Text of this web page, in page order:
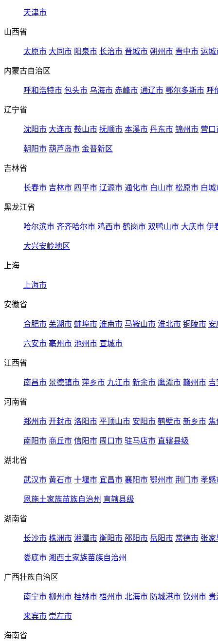
天津市
山西省
太原市 大同市 阳泉市 长治市 晋城市 朔州市 晋中市 运城
内蒙古自治区
呼和浩特市 包头市 乌海市 赤峰市 通辽市 鄂尔多斯市 呼
辽宁省
沈阳市 大连市 鞍山市 抚顺市 本溪市 丹东市 锦州市 营口
朝阳市 葫芦岛市 金普新区
吉林省
长春市 吉林市 四平市 辽源市 通化市 白山市 松原市 白城
黑龙江省
哈尔滨市 齐齐哈尔市 鸡西市 鹤岗市 双鸭山市 大庆市 伊
大兴安岭地区
上海
上海市
安徽省
合肥市 芜湖市 蚌埠市 淮南市 马鞍山市 淮北市 铜陵市 安
六安市 亳州市 池州市 宣城市
江西省
南昌市 景德镇市 萍乡市 九江市 新余市 鹰潭市 赣州市 吉
河南省
郑州市 开封市 洛阳市 平顶山市 安阳市 鹤壁市 新乡市 焦
南阳市 商丘市 信阳市 周口市 驻马店市 直辖县级
湖北省
武汉市 黄石市 十堰市 宜昌市 襄阳市 鄂州市 荆门市 孝感
恩施土家族苗族自治州 直辖县级
湖南省
长沙市 株洲市 湘潭市 衡阳市 邵阳市 岳阳市 常德市 张家
娄底市 湘西土家族苗族自治州
广西壮族自治区
南宁市 柳州市 桂林市 梧州市 北海市 防城港市 钦州市 贵
来宾市 崇左市
海南省